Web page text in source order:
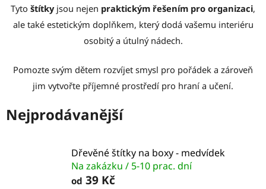
Tyto štítkyjsou nejen praktickým řešením pro organizaci,
ale také estetickým doplňkem, který dodá vašemu interiéru
osobitý a útulný nádech.
Pomozte svým dětem rozvíjet smysl pro pořádek a zároveň
jim vytvořte příjemné prostředí pro hraní a učení.
Nejprodávanější
Dřevěné štítky na boxy - medvídek
Na zakázku / 5-10 prac. dní
od 39 Kč